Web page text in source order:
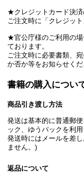
★クレジットカード決済
ご注文時に「クレジッ
★官公庁様のご利用の
ております。
ご注文時に必要書類、
か否か等をお知らせくだ
書籍の購入につい
商品引き渡し方法
発送は基本的に普通郵
ック、ゆうパックを利用
発送時にはメールを差
ません。)
返品について